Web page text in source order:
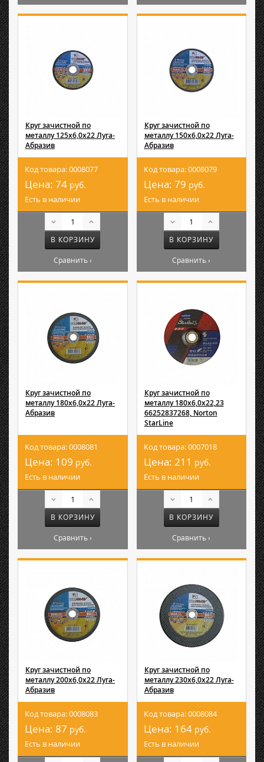
Круг зачистной по
металлу 125х6,0х22 Луга-
Абразив
Код товара: 0008077
Цена: 74 руб.
Есть в наличии
В КОРЗИНУ
Сравнить ›
Круг зачистной по
металлу 150х6,0х22 Луга-
Абразив
Код товара: 0008079
Цена: 79 руб.
Есть в наличии
В КОРЗИНУ
Сравнить ›
Круг зачистной по
металлу 180х6,0х22 Луга-
Абразив
Код товара: 0008081
Цена: 109 руб.
Есть в наличии
В КОРЗИНУ
Сравнить ›
Круг зачистной по
металлу 180х6,0х22,23
66252837268, Norton
StarLine
Код товара: 0007018
Цена: 211 руб.
Есть в наличии
В КОРЗИНУ
Сравнить ›
Круг зачистной по
металлу 200х6,0х22 Луга-
Абразив
Код товара: 0008083
Цена: 87 руб.
Есть в наличии
Круг зачистной по
металлу 230х6,0х22 Луга-
Абразив
Код товара: 0008084
Цена: 164руб.
Есть в наличии